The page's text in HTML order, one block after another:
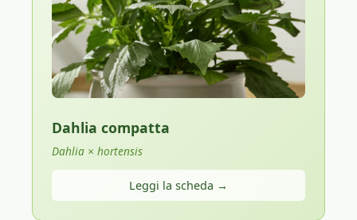
Dahlia compatta
Dahlia × hortensis
Leggi la scheda →